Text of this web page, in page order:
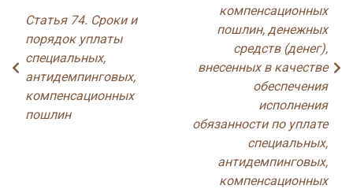
Статья 74. Сроки и
порядок уплаты
специальных,
антидемпинговых,
компенсационных
пошлин
компенсационных
пошлин, денежных
средств (денег),
внесенных в качестве
обеспечения
исполнения
обязанности по уплате
специальных,
антидемпинговых,
компенсационных